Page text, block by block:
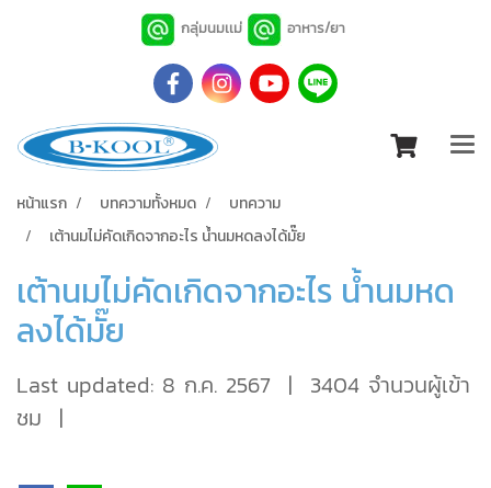
กลุ่มนมเเม่ อาหาร/ยา
หน้าแรก บทความทั้งหมด
บทความ
เต้านมไม่คัดเกิดจากอะไร น้ำนมหดลงได้มั๊ย
เต้านมไม่คัดเกิดจากอะไร น้ำนมหด
ลงได้มั๊ย
Last updated: 8 ก.ค. 2567 | 3404 จำนวนผู้เข้า
ชม |